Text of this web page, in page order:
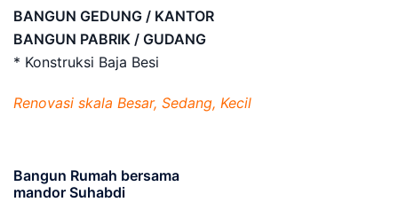
BANGUN GEDUNG / KANTOR
BANGUN PABRIK / GUDANG
* Konstruksi Baja Besi
Renovasi skala Besar, Sedang, Kecil
Bangun Rumah bersama
mandor Suhabdi